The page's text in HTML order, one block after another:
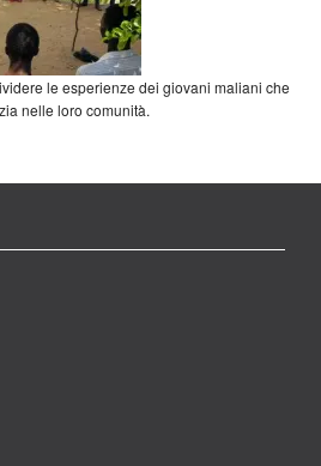
le esperienze dei giovani maliani che
nelle loro comunità.